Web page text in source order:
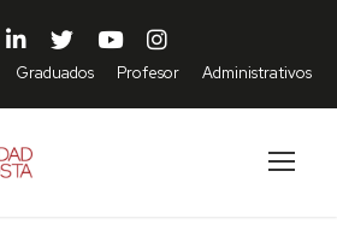
herramientas
Graduados Profesor Administrativos